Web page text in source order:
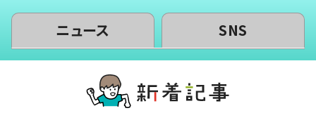
ニュース SNS